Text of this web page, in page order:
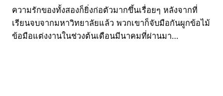
ความรักของทั้งสองก็ยิ่งก่อตัวมากขึ้นเรื่อยๆ หลังจากที่
เรียนจบจากมหาวิทยาลัยแล้ว พวกเขาก็จับมือกันผูกข้อไม้
ข้อมือแต่งงานในช่วงต้นเดือนมีนาคมที่ผ่านมา…